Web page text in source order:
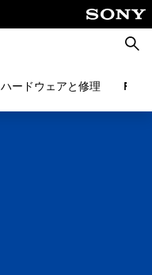
検
索
ハードウェアと修理